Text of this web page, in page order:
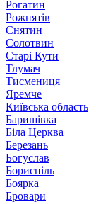
Рогатин
Рожнятів
Снятин
Солотвин
Старі Кути
Тлумач
Тисмениця
Яремче
Київська область
Баришівка
Біла Церква
Березань
Богуслав
Бориспіль
Боярка
Бровари